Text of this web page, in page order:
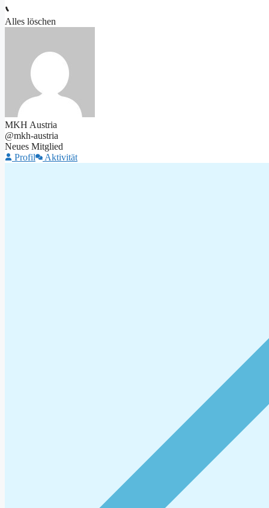
Alles löschen
MKH Austria
@mkh-austria
Neues Mitglied
Profil
Aktivität